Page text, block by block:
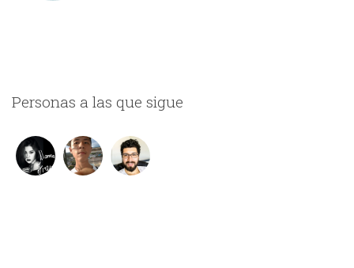
Personas a las que sigue